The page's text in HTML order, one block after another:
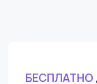
БЕСПЛАТНО